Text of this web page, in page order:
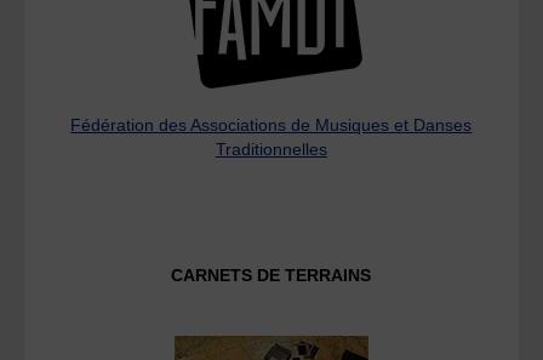
Fédération des Associations de Musiques et Danses
Traditionnelles
CARNETS DE TERRAINS